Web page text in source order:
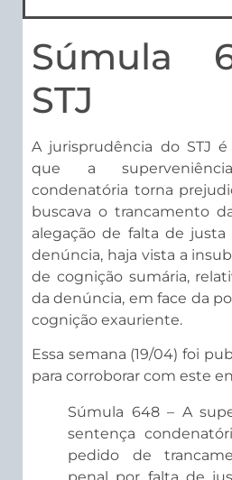
Súmula
STJ
A jurisprudência do STJ
que a
condenatória torna
buscava o trancamento
alegação de falta de justa
denúncia, haja vista a
de cognição sumária,
da denúncia, em face da
cognição exauriente.
Essa semana (19/04) foi
para corroborar com este
Súmula 648 – A
sentença
pedido de